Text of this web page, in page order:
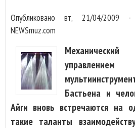
Опубликовановт, 21/04/2009 -
NEWSmuz.com
Бастьена и
Айги вновь встречаются на
такие таланты